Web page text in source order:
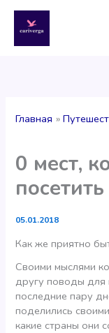
содержимому
Главная
0 мест,
05.01.2018
Как же приятно
Своими мыслями
другу поводы для
последние пару
поделились
какие страны они